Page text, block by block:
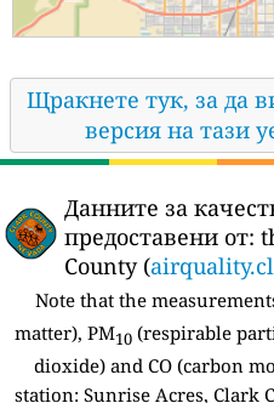
Щракнете тук, за да
версия на тази
Данните за
предоставени от:
County (
Note that the
matter), PM10 (respirable
dioxide) and CO (carbon
station: Sunrise Acres, Clark